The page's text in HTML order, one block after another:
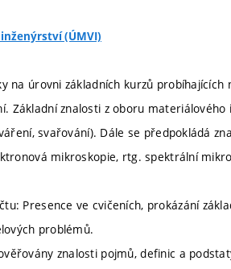
(ÚMVI)
na úrovni základních kurzů probíhajících
Základní znalosti z oboru
svařování). Dále se předpokládá
mikroskopie, rtg. spektrální
Presence ve cvičeních, prokázání
problémů.
znalosti pojmů, definic a